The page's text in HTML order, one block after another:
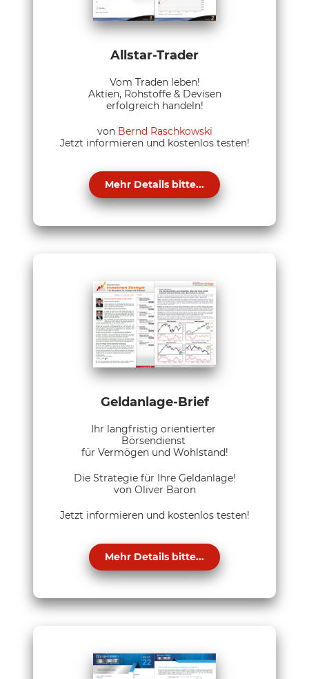
Allstar-Trader
Vom Traden leben!
Aktien, Rohstoffe & Devisen
erfolgreich handeln!
von Bernd Raschkowski
Jetzt informieren und kostenlos testen!
Mehr Details bitte...
Geldanlage-Brief
Ihr langfristig orientierter
Börsendienst
für Vermögen und Wohlstand!
Die Strategie für Ihre Geldanlage!
von Oliver Baron
Jetzt informieren und kostenlos testen!
Mehr Details bitte...